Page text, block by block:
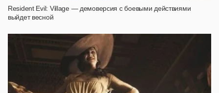
Resident Evil: Village — демоверсия с боевыми действиями
выйдет весной